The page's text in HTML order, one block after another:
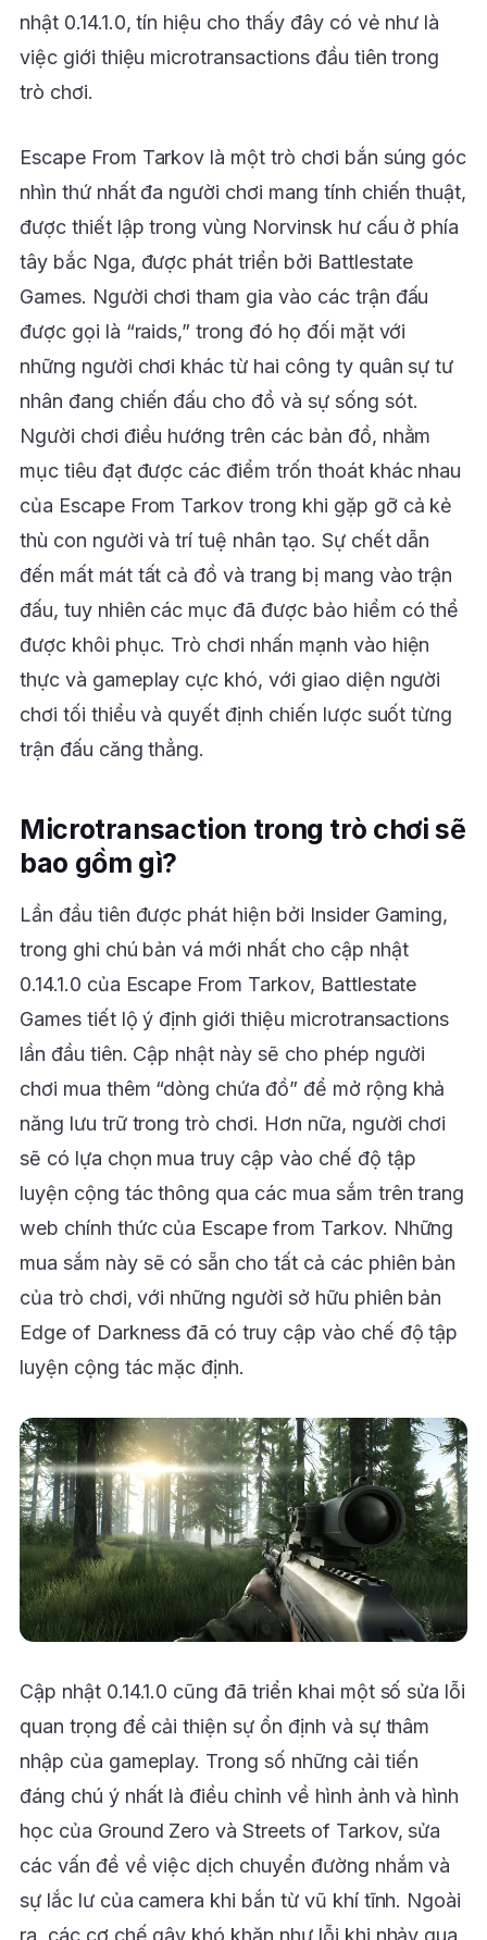
nhật 0.14.1.0, tín hiệu cho thấy đây có vẻ như là
việc giới thiệu microtransactions đầu tiên trong
trò chơi.
Escape From Tarkov là một trò chơi bắn súng góc
nhìn thứ nhất đa người chơi mang tính chiến thuật,
được thiết lập trong vùng Norvinsk hư cấu ở phía
tây bắc Nga, được phát triển bởi Battlestate
Games. Người chơi tham gia vào các trận đấu
được gọi là “raids,” trong đó họ đối mặt với
những người chơi khác từ hai công ty quân sự tư
nhân đang chiến đấu cho đồ và sự sống sót.
Người chơi điều hướng trên các bản đồ, nhằm
mục tiêu đạt được các điểm trốn thoát khác nhau
của Escape From Tarkov trong khi gặp gỡ cả kẻ
thù con người và trí tuệ nhân tạo. Sự chết dẫn
đến mất mát tất cả đồ và trang bị mang vào trận
đấu, tuy nhiên các mục đã được bảo hiểm có thể
được khôi phục. Trò chơi nhấn mạnh vào hiện
thực và gameplay cực khó, với giao diện người
chơi tối thiểu và quyết định chiến lược suốt từng
trận đấu căng thẳng.
Microtransaction trong trò chơi sẽ
bao gồm gì?
Lần đầu tiên được phát hiện bởi Insider Gaming,
trong ghi chú bản vá mới nhất cho cập nhật
0.14.1.0 của Escape From Tarkov, Battlestate
Games tiết lộ ý định giới thiệu microtransactions
lần đầu tiên. Cập nhật này sẽ cho phép người
chơi mua thêm “dòng chứa đồ” để mở rộng khả
năng lưu trữ trong trò chơi. Hơn nữa, người chơi
sẽ có lựa chọn mua truy cập vào chế độ tập
luyện cộng tác thông qua các mua sắm trên trang
web chính thức của Escape from Tarkov. Những
mua sắm này sẽ có sẵn cho tất cả các phiên bản
của trò chơi, với những người sở hữu phiên bản
Edge of Darkness đã có truy cập vào chế độ tập
luyện cộng tác mặc định.
Cập nhật 0.14.1.0 cũng đã triển khai một số sửa lỗi
quan trọng để cải thiện sự ổn định và sự thâm
nhập của gameplay. Trong số những cải tiến
đáng chú ý nhất là điều chỉnh về hình ảnh và hình
học của Ground Zero và Streets of Tarkov, sửa
các vấn đề về việc dịch chuyển đường nhắm và
sự lắc lư của camera khi bắn từ vũ khí tĩnh. Ngoài
ra, các cơ chế gây khó khăn như lỗi khi nhảy qua